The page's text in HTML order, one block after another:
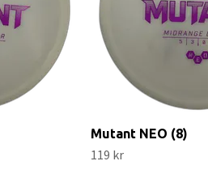
Mutant NEO (8)
119 kr